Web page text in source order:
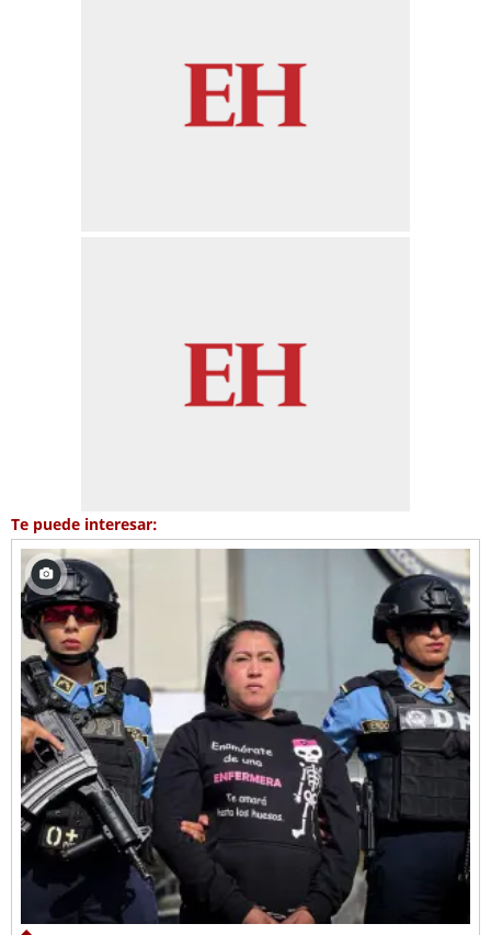
Te puede interesar: